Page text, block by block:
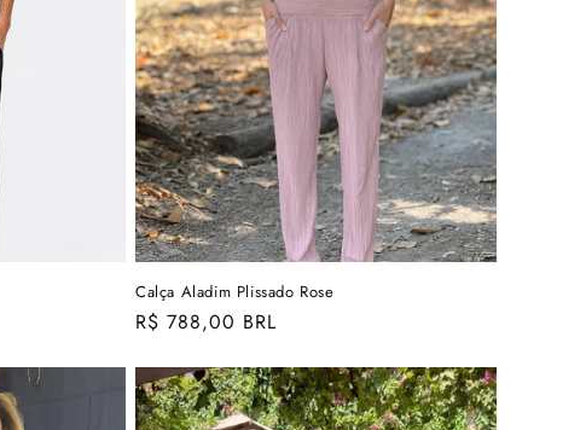
Calça Aladim Plissado Rose
Preço
R$ 788,00 BRL